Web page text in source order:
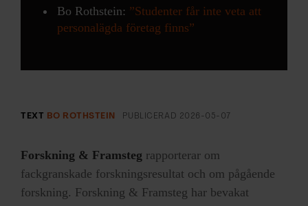
annons- och analysföretag som vi samarbetar med.
Dessa kan i sin tur kombinera informationen med annan
information som du har tillhandahållit eller som de har
Bo Rothstein: ”Studenter får inte veta att
personalägda företag finns”
TEXT BO ROTHSTEIN PUBLICERAD 2026-05-07
Forskning & Framsteg rapporterar om
fackgranskade forskningsresultat och om pågående
forskning. Forskning & Framsteg har bevakat